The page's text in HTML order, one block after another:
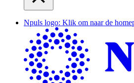
Npuls logo: Klik om naar de